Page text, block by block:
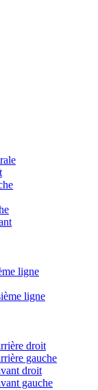
ligne
ligne
droit
gauche
droit
gauche